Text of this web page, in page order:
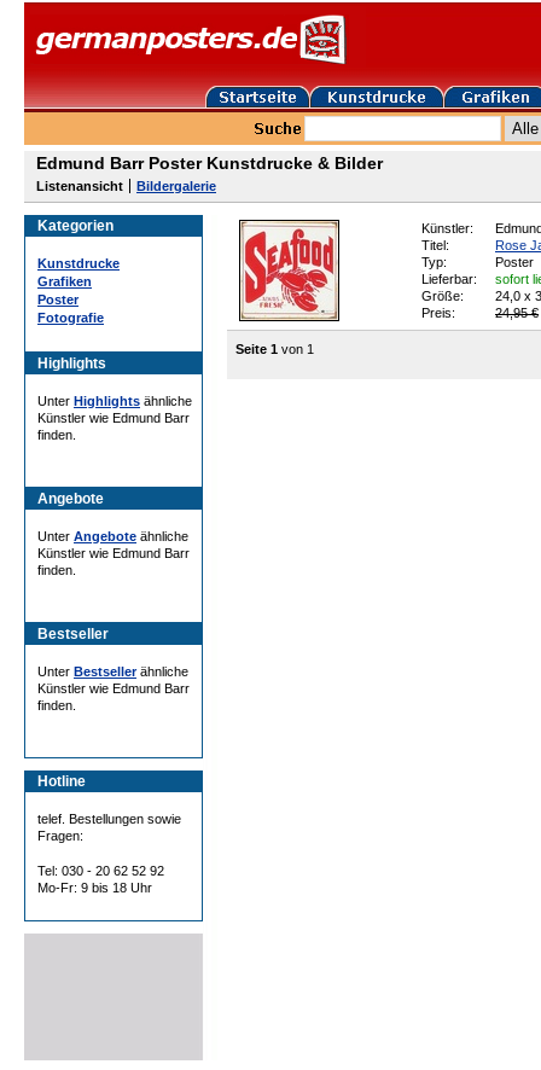
Edmund Barr Poster Kunstdrucke & Bilder
Listenansicht Bildergalerie
Kategorien
Kunstdrucke
Grafiken
Poster
Fotografie
Highlights
Unter Highlights ähnliche
Künstler wie Edmund Barr
finden.
Angebote
Unter Angebote ähnliche
Künstler wie Edmund Barr
finden.
Bestseller
Unter Bestsellerähnliche
Künstler wie Edmund Barr
finden.
Hotline
telef. Bestellungen sowie
Fragen:
Tel: 030 - 20 62 52 92
Mo-Fr: 9 bis 18 Uhr
Künstler:
Titel:
Rose
Typ:
Poster
Lieferbar:
sofort
Größe:
24,0 x
Preis:
24,95 €
Seite 1 von 1